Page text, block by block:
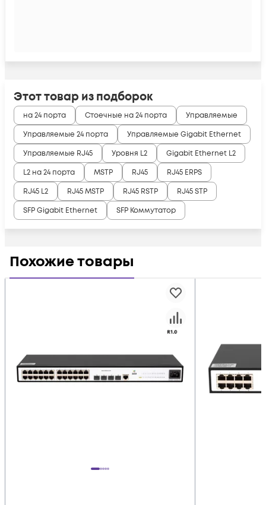
Этот товар из подборок
на 24 порта Стоечные на 24 порта
Управляемые
Управляемые 24 порта
Управляемые Gigabit Ethernet
Управляемые RJ45
Уровня L2
Gigabit Ethernet L2
L2 на 24 порта
MSTP RJ45
RJ45 ERPS
RJ45 L2
RJ45 MSTP RJ45 RSTP
RJ45 STP
SFP Gigabit Ethernet
SFP Коммутатор
Похожие товары